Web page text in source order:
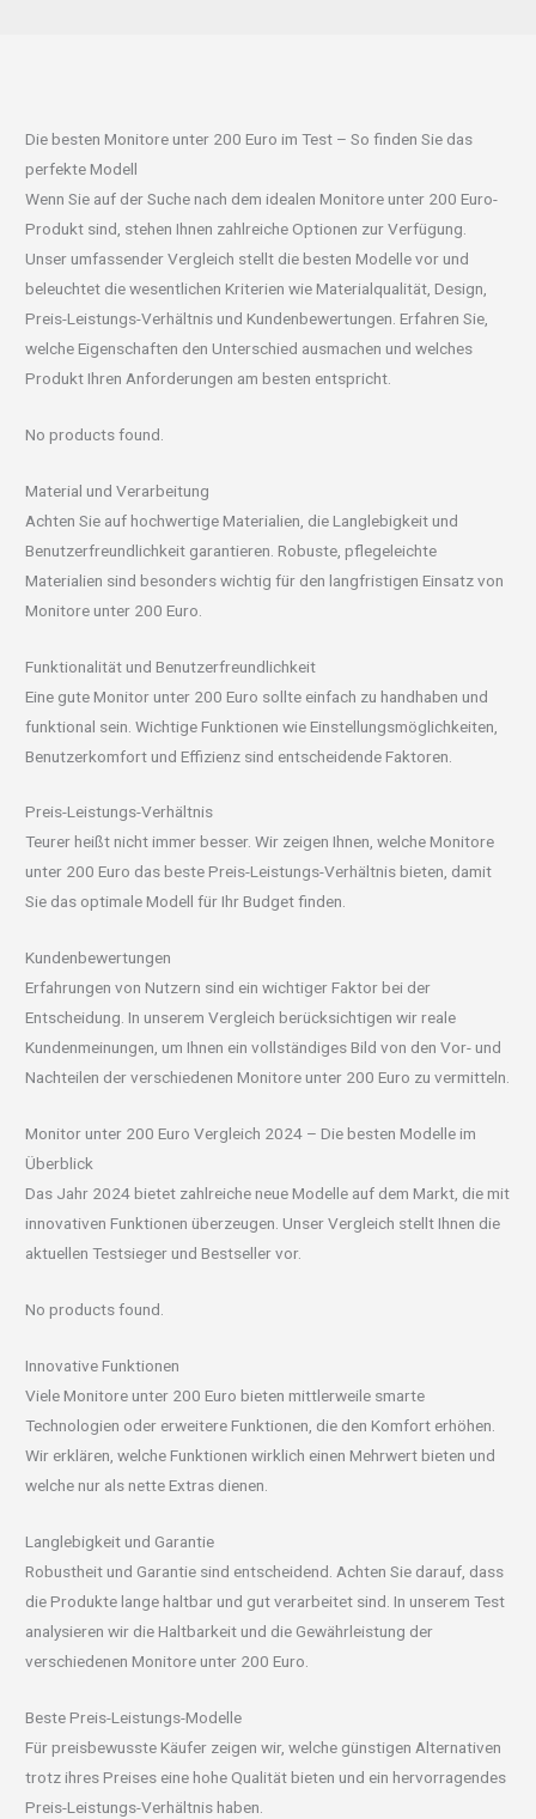
Die besten Monitore unter 200 Euro im Test – So finden Sie das
perfekte Modell
Wenn Sie auf der Suche nach dem idealen Monitore unter 200 Euro-
Produkt sind, stehen Ihnen zahlreiche Optionen zur Verfügung.
Unser umfassender Vergleich stellt die besten Modelle vor und
beleuchtet die wesentlichen Kriterien wie Materialqualität, Design,
Preis-Leistungs-Verhältnis und Kundenbewertungen. Erfahren Sie,
welche Eigenschaften den Unterschied ausmachen und welches
Produkt Ihren Anforderungen am besten entspricht.
No products found.
Material und Verarbeitung
Achten Sie auf hochwertige Materialien, die Langlebigkeit und
Benutzerfreundlichkeit garantieren. Robuste, pflegeleichte
Materialien sind besonders wichtig für den langfristigen Einsatz von
Monitore unter 200 Euro.
Funktionalität und Benutzerfreundlichkeit
Eine gute Monitor unter 200 Euro sollte einfach zu handhaben und
funktional sein. Wichtige Funktionen wie Einstellungsmöglichkeiten,
Benutzerkomfort und Effizienz sind entscheidende Faktoren.
Preis-Leistungs-Verhältnis
Teurer heißt nicht immer besser. Wir zeigen Ihnen, welche Monitore
unter 200 Euro das beste Preis-Leistungs-Verhältnis bieten, damit
Sie das optimale Modell für Ihr Budget finden.
Kundenbewertungen
Erfahrungen von Nutzern sind ein wichtiger Faktor bei der
Entscheidung. In unserem Vergleich berücksichtigen wir reale
Kundenmeinungen, um Ihnen ein vollständiges Bild von den Vor- und
Nachteilen der verschiedenen Monitore unter 200 Euro zu vermitteln.
Monitor unter 200 Euro Vergleich 2024 – Die besten Modelle im
Überblick
Das Jahr 2024 bietet zahlreiche neue Modelle auf dem Markt, die mit
innovativen Funktionen überzeugen. Unser Vergleich stellt Ihnen die
aktuellen Testsieger und Bestseller vor.
No products found.
Innovative Funktionen
Viele Monitore unter 200 Euro bieten mittlerweile smarte
Technologien oder erweitere Funktionen, die den Komfort erhöhen.
Wir erklären, welche Funktionen wirklich einen Mehrwert bieten und
welche nur als nette Extras dienen.
Langlebigkeit und Garantie
Robustheit und Garantie sind entscheidend. Achten Sie darauf, dass
die Produkte lange haltbar und gut verarbeitet sind. In unserem Test
analysieren wir die Haltbarkeit und die Gewährleistung der
verschiedenen Monitore unter 200 Euro.
Beste Preis-Leistungs-Modelle
Für preisbewusste Käufer zeigen wir, welche günstigen Alternativen
trotz ihres Preises eine hohe Qualität bieten und ein hervorragendes
Preis-Leistungs-Verhältnis haben.